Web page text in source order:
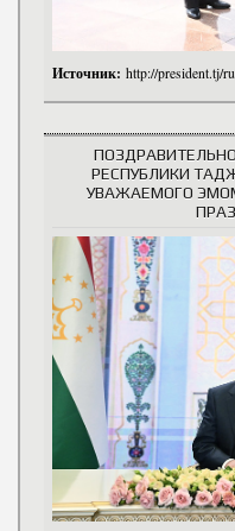
Источник: http://president.tj/
РЕСПУБЛИКИ
УВАЖАЕМОГО